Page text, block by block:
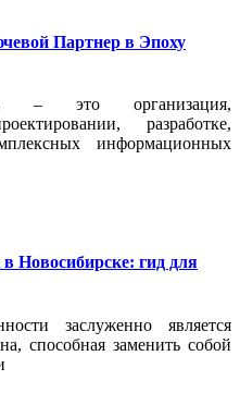
Партнер в Эпоху
– это организация,
разработке,
информационных
Новосибирске: гид для
заслуженно является
способная заменить собой